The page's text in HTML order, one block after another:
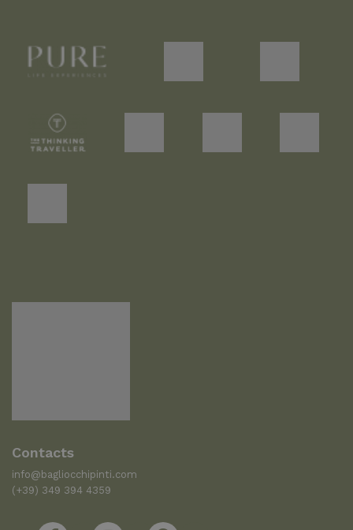
Contacts
info@bagliocchipinti.com
(+39) 349 394 4359